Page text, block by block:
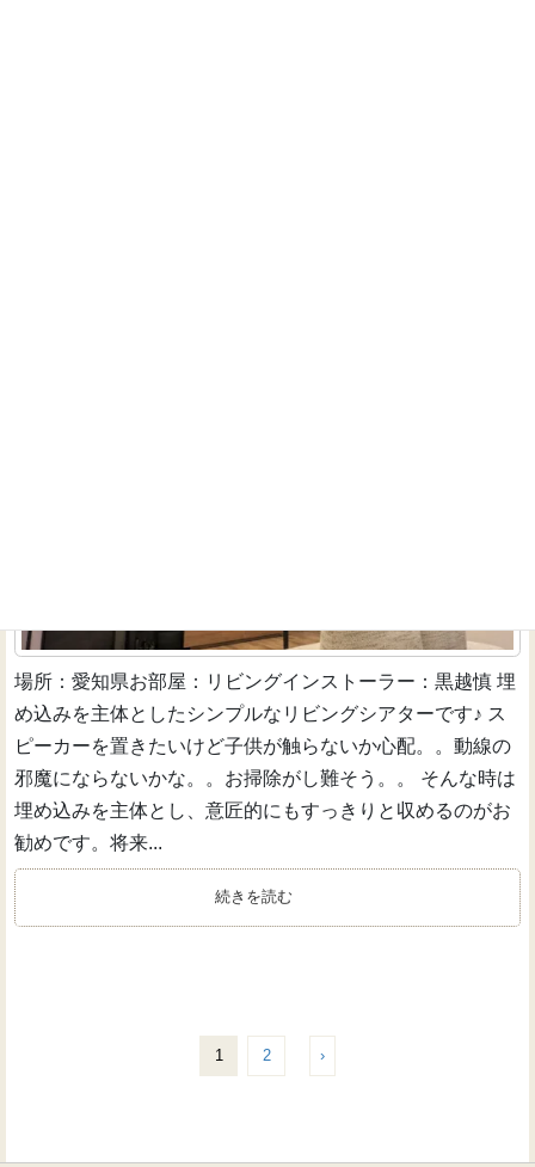
場所：愛知県お部屋：リビングインストーラー：黒越慎 埋
め込みを主体としたシンプルなリビングシアターです♪ ス
ピーカーを置きたいけど子供が触らないか心配。。動線の
邪魔にならないかな。。お掃除がし難そう。。 そんな時は
埋め込みを主体とし、意匠的にもすっきりと収めるのがお
勧めです。将来...
続きを読む
1 2 ›